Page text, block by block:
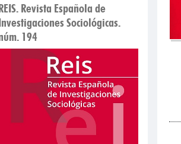
Revista Española de
Sociológicas.
194